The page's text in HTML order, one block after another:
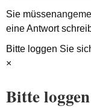
Sie müssen
eine Antwort
Bitte loggen Sie
×
Bitte